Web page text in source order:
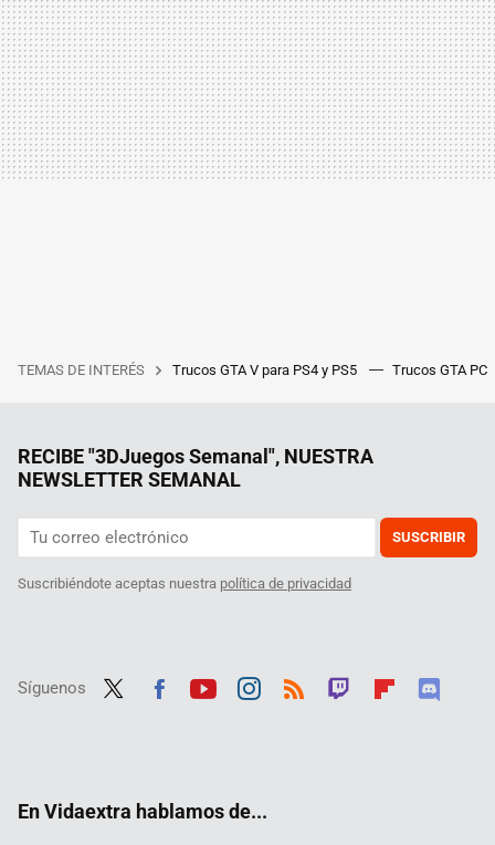
TEMAS DE INTERÉS Trucos GTA V para PS4 y PS5 Trucos GTA PC
RECIBE "3DJuegos Semanal", NUESTRA
NEWSLETTER SEMANAL
SUSCRIBIR
Suscribiéndote aceptas nuestra política de privacidad
Síguenos
En Vidaextra hablamos de...